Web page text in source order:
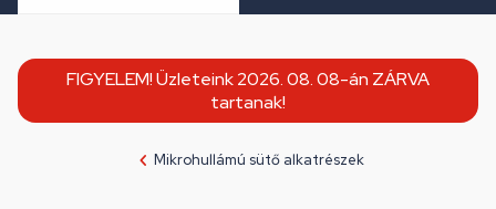
FIGYELEM! Üzleteink 2026. 08. 08-án ZÁRVA
tartanak!
Mikrohullámú sütő alkatrészek